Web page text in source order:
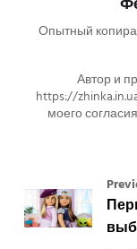
Опытный
Автор и
https://
моего